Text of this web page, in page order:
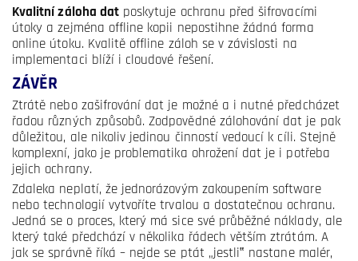
Kvalitní záloha datposkytuje ochranu před šifrovacími
útoky a zejména offline kopii nepostihne žádná forma
online útoku. Kvalitě offline záloh se v závislosti na
implementaci blíží i cloudové řešení.
ZÁVĚR
Ztrátě nebo zašifrování dat je možné a i nutné předcházet
řadou různých způsobů. Zodpovědné zálohování dat je pak
důležitou, ale nikoliv jedinou činností vedoucí k cíli. Stejně
komplexní, jako je problematika ohrožení dat je i potřeba
jejich ochrany.
Zdaleka neplatí, že jednorázovým zakoupením software
nebo technologií vytvoříte trvalou a dostatečnou ochranu.
Jedná se o proces, který má sice své průběžné náklady, ale
který také předchází v několika řádech větším ztrátám. A
jak se správně říká – nejde se ptát „jestli‟ nastane malér,